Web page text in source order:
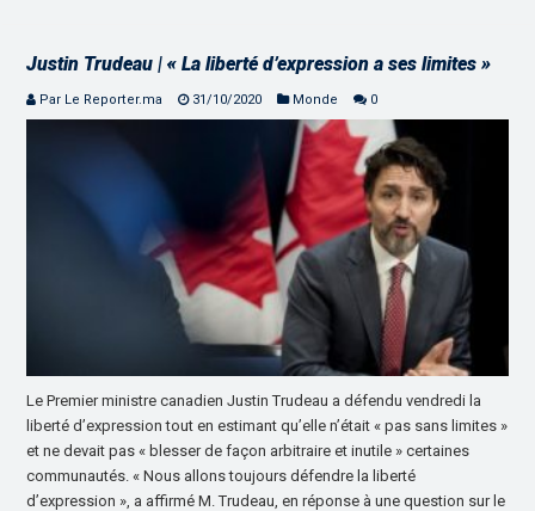
Justin Trudeau | « La liberté d’expression a ses limites »
Par Le Reporter.ma 31/10/2020 Monde 0
Le Premier ministre canadien Justin Trudeau a défendu vendredi la
liberté d’expression tout en estimant qu’elle n’était « pas sans limites »
et ne devait pas « blesser de façon arbitraire et inutile » certaines
communautés. « Nous allons toujours défendre la liberté
d’expression », a affirmé M. Trudeau, en réponse à une question sur le